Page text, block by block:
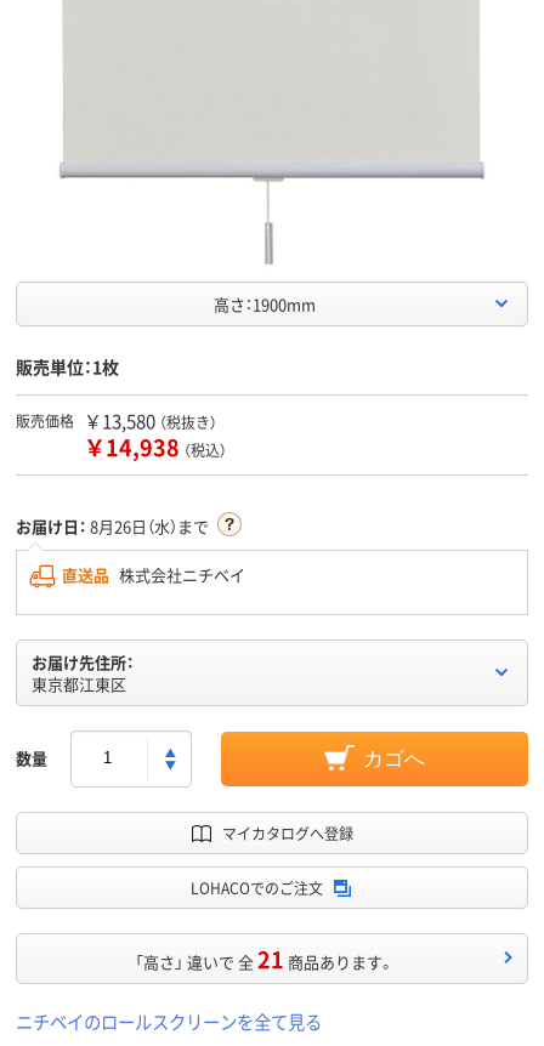
高さ：1900mm
販売単位：1枚
販売価格 ￥13,580 （税抜き）
￥14,938 （税込）
お届け日： 8月26日（水）まで
直送品 株式会社ニチベイ
お届け先住所：
東京都江東区
数量 カゴへ
マイカタログへ登録
LOHACOでのご注文
「高さ」 違いで 全21 商品あります。
ニチベイのロールスクリーンを全て見る